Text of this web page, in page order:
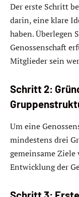
Der erste Schritt
darin, eine klare
haben. Überlegen
Genossenschaft
Mitglieder sein
Schritt 2:
Um eine
mindestens drei
gemeinsame
Entwicklung der